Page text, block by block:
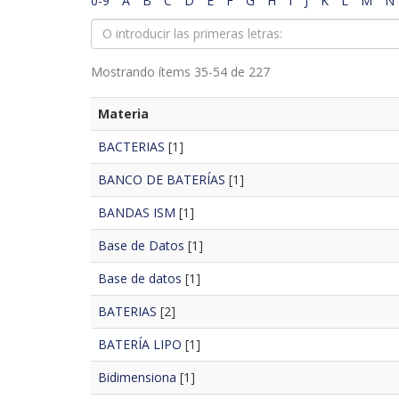
Mostrando ítems 35-54 de 227
Materia
BACTERIAS [1]
BANCO DE BATERÍAS [1]
BANDAS ISM [1]
Base de Datos [1]
Base de datos [1]
BATERIAS [2]
BATERÍA LIPO [1]
Bidimensiona [1]